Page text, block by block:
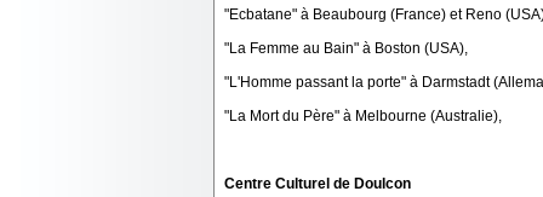
"Ecbatane" à Beaubourg (France) et Reno
"La Femme au Bain" à Boston (USA),
"L'Homme passant la porte" à Darmstadt
"La Mort du Père" à Melbourne (Australie),
Centre Culturel de Doulcon